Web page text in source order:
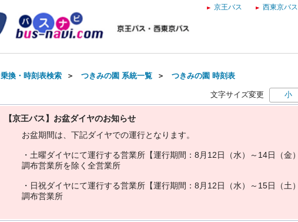
京王バス 西東京バス
乗換・時刻表検索 ＞ つきみの園 系統一覧 ＞ つきみの園 時刻表
文字サイズ変更 小
【京王バス】お盆ダイヤのお知らせ
お盆期間は 下記ダイヤでの運行と な り ます。
・ 土曜ダイヤにて運行する営業所 【運行期間 ： 8 月 1 2日 （水） ～ 14日 （金）
調布営業所を除 く 全営業所
・ 日祝ダイヤにて運行する営業所 【運行期間 ： 8 月 1 2日 （水） ～ 15日 （土）
調布営業所